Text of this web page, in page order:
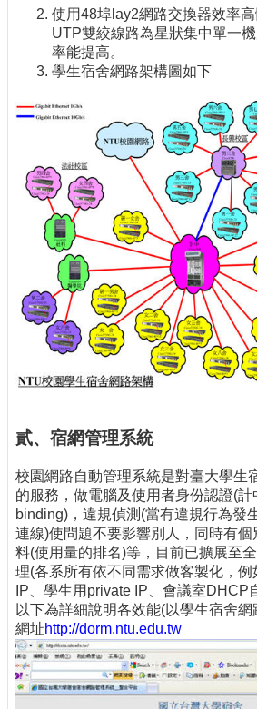
導
術
論
欄
使用48埠lay2網路交換器效率
UTP雙絞線路為星狀集中單一
率能提高。
學生宿舍網路架構圖如下
貳、宿網管理系統
校園網路自動管理系統是對臺大學生
的服務，做電腦及使用者身份認證(
binding)，違規偵測(當有違規行為發
連線)使問題不要影響別人，同時有
料(使用量的排名)等，目前已擴展至
理(各系所有依不同需求做客製化，
IP、學生用private IP、會議室DHCP
以下為詳細說明各效能(以學生宿舍網
網址http://dorm.ntu.edu.tw